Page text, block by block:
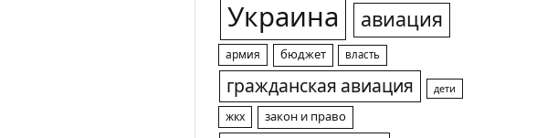
Украина авиация
армия бюджет власть
гражданская авиация дети
жкх закон и право